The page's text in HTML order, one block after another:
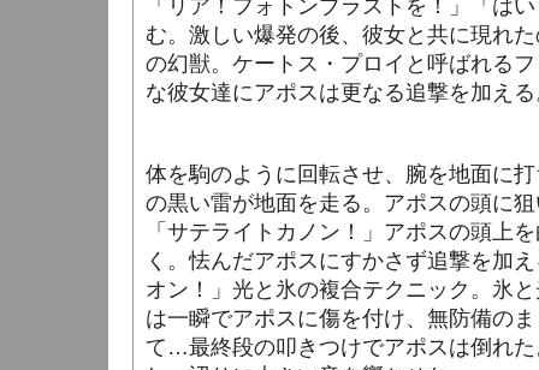
「リア！フォトンブラストを！」「は
む。激しい爆発の後、彼女と共に現れ
の幻獣。ケートス・ プロイと呼ばれる
な彼女達にアポスは更なる追撃を加え
体を駒のように回転させ、腕を地面に
の黒い雷が地面を走る。アポスの頭に
「サテライトカノン！」アポスの頭上
く。怯んだアポスにすかさず追撃を加
オン！」光と氷の複合テクニック。氷
は一瞬でアポスに傷を付け、無防備の
て…最終段の叩きつけでアポスは倒れ